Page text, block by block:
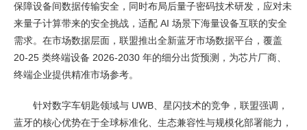
保障设备间数据传输安全，同时布局后量子密码技术研发，应对未
来量子计算带来的安全挑战，适配 AI 场景下海量设备互联的安全
需求。在市场数据层面，联盟推出全新蓝牙市场数据平台，覆盖
20-25 类终端设备 2026-2030 年的细分出货预测，为芯片厂商、
终端企业提供精准市场参考。
针对数字车钥匙领域与 UWB、星闪技术的竞争，联盟强调，
蓝牙的核心优势在于全球标准化、生态兼容性与规模化部署能力，